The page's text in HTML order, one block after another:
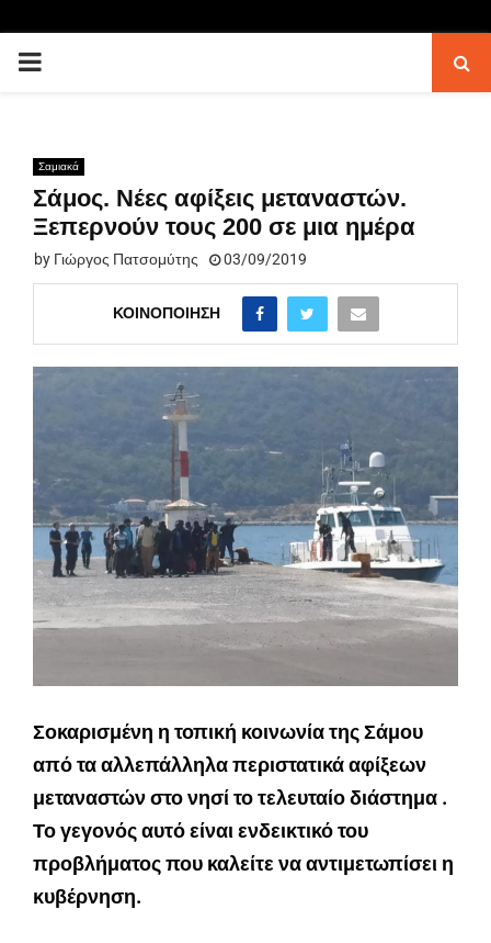
PRIMARY
Σαμιακά
Σάμος. Νέες αφίξεις μεταναστών.
Ξεπερνούν τους 200 σε μια ημέρα
by Γιώργος Πατσομύτης 03/09/2019
ΚΟΙΝΟΠΟΊΗΣΗ
Σοκαρισμένη η τοπική κοινωνία της Σάμου
από τα αλλεπάλληλα περιστατικά αφίξεων
μεταναστών στο νησί το τελευταίο διάστημα .
Το γεγονός αυτό είναι ενδεικτικό του
προβλήματος που καλείτε να αντιμετωπίσει η
κυβέρνηση.